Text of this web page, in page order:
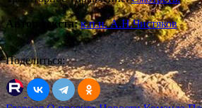
Автор текста: к.п.н. А.Н.Чистяков
Поделиться: